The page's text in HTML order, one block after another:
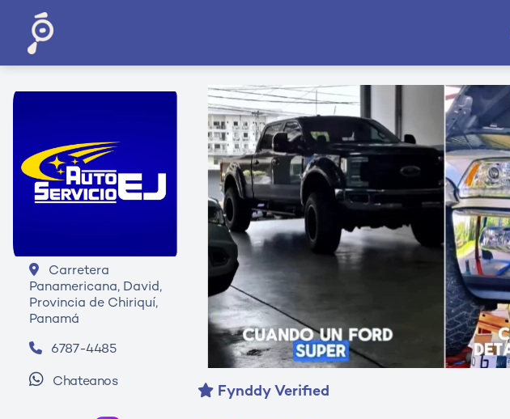
Carretera
Panamericana, David,
Provincia de Chiriquí,
Panamá
6787-4485
Chateanos
Fynddy Verified